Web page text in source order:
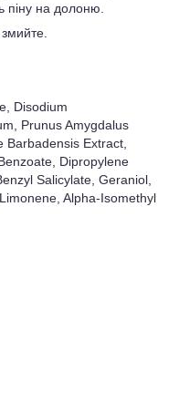
піну на долоню.
Disodium
Prunus Amygdalus
Barbadensis Extract,
Dipropylene
Salicylate, Geraniol,
Alpha-Isomethyl